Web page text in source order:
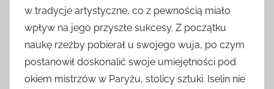
w tradycje artystyczne, co z pewnością miało
wpływ na jego przyszłe sukcesy. Z początku
naukę rzeźby pobierał u swojego wuja, po czym
postanowił doskonalić swoje umiejętności pod
okiem mistrzów w Paryżu, stolicy sztuki. Iselin nie